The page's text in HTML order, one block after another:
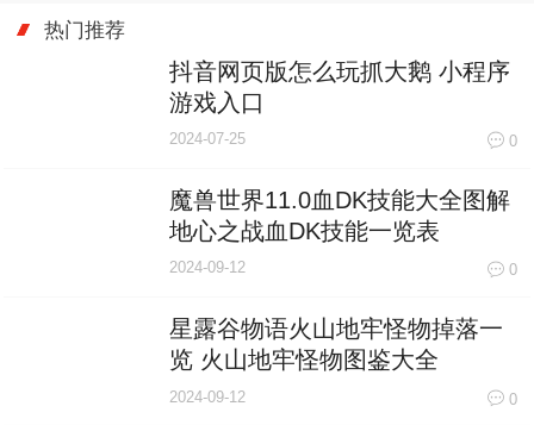
热门推荐
抖音网页版怎么玩抓大鹅 小程序
游戏入口
2024-07-25 0
魔兽世界11.0血DK技能大全图解
地心之战血DK技能一览表
2024-09-12 0
星露谷物语火山地牢怪物掉落一
览 火山地牢怪物图鉴大全
2024-09-12 0